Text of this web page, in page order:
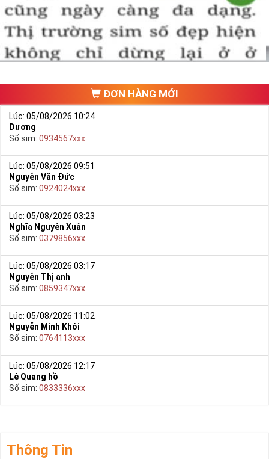
ĐƠN HÀNG MỚI
Lúc: 05/08/2026 10:24
Dương
Số sim: 0934567xxx
Lúc: 05/08/2026 09:51
Nguyễn Văn Đức
Số sim: 0924024xxx
Lúc: 05/08/2026 03:23
Nghĩa Nguyễn Xuân
Số sim: 0379856xxx
Lúc: 05/08/2026 03:17
Nguyễn Thị anh
Số sim: 0859347xxx
Lúc: 05/08/2026 11:02
Nguyễn Minh Khôi
Số sim: 0764113xxx
Lúc: 05/08/2026 12:17
Lê Quang hồ
Số sim: 0833336xxx
Thông Tin